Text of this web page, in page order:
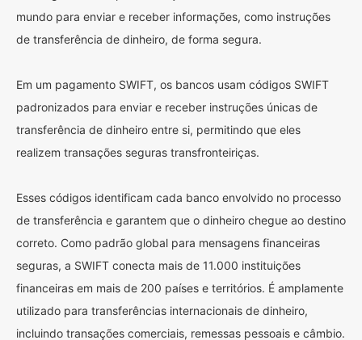
mundo para enviar e receber informações, como instruções
de transferência de dinheiro, de forma segura.
Em um pagamento SWIFT, os bancos usam códigos SWIFT
padronizados para enviar e receber instruções únicas de
transferência de dinheiro entre si, permitindo que eles
realizem transações seguras transfronteiriças.
Esses códigos identificam cada banco envolvido no processo
de transferência e garantem que o dinheiro chegue ao destino
correto. Como padrão global para mensagens financeiras
seguras, a SWIFT conecta mais de 11.000 instituições
financeiras em mais de 200 países e territórios. É amplamente
utilizado para transferências internacionais de dinheiro,
incluindo transações comerciais, remessas pessoais e câmbio.